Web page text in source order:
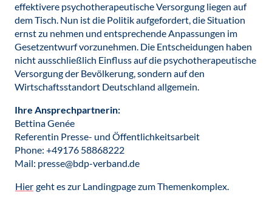
effektivere psychotherapeutische Versorgung liegen auf
dem Tisch. Nun ist die Politik aufgefordert, die Situation
ernst zu nehmen und entsprechende Anpassungen im
Gesetzentwurf vorzunehmen. Die Entscheidungen haben
nicht ausschließlich Einfluss auf die psychotherapeutische
Versorgung der Bevölkerung, sondern auf den
Wirtschaftsstandort Deutschland allgemein.
Ihre Ansprechpartnerin:
Bettina Genée
Referentin Presse- und Öffentlichkeitsarbeit
Phone: +49176 58868222
Mail: presse@bdp-verband.de
Hier geht es zur Landingpage zum Themenkomplex.